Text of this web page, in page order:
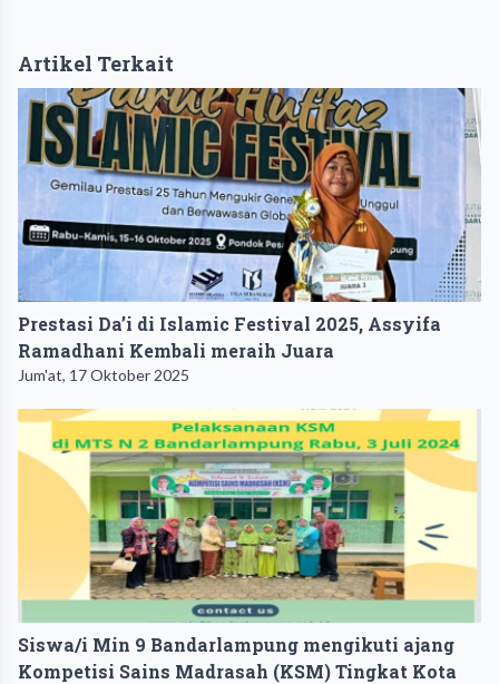
Artikel Terkait
Prestasi Da’i di Islamic Festival 2025, Assyifa
Ramadhani Kembali meraih Juara
Jum'at, 17 Oktober 2025
Siswa/i Min 9 Bandarlampung mengikuti ajang
Kompetisi Sains Madrasah (KSM) Tingkat Kota